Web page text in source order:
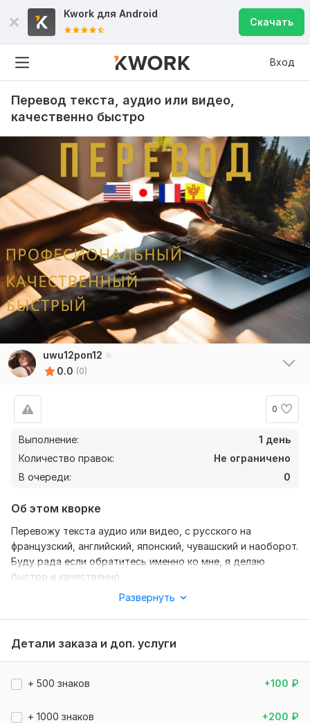
Kwork для Android
Скачать
Вход
Перевод текста, аудио или видео,
качественно быстро
uwu12pon12
0.0 (0)
0
Выполнение:
1 день
Количество правок:
Не ограничено
В очереди:
0
Об этом кворке
Перевожу текста аудио или видео, с русского на
французский, английский, японский, чувашский и наоборот.
Буду рада если обратитесь именно ко мне, я делаю
быстро и качественно
Нужно что бы вы скинули свой текст, вото, аудио или
долго) я отправлю вам конечнный результат перевода
и путешествия,Финансы, банки,
Язык перевода:
Развернуть
Детали заказа и доп. услуги
+ 500 знаков +100 ₽
+ 1000 знаков +200 ₽